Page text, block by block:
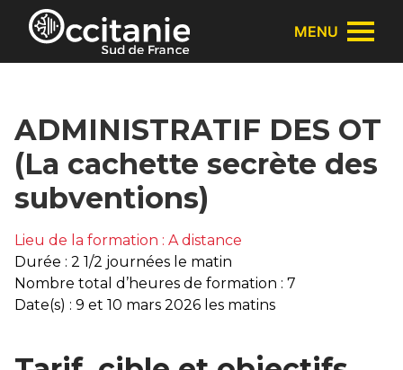
Panneau de gestion des cookies
MENU
ADMINISTRATIF DES OT
(La cachette secrète des
subventions)
Lieu de la formation : A distance
Durée : 2 1/2 journées le matin
Nombre total d’heures de formation : 7
Date(s) : 9 et 10 mars 2026 les matins